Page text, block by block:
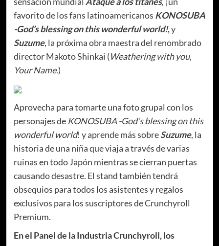
favorito de los fans latinoamericanos KONOSUBA
-God’s blessing on this wonderful world!,y
Suzume, la próxima obra maestra del renombrado
director Makoto Shinkai (Weathering with you,
Your Name.)
Aprovecha para tomarte una foto grupal con los
personajes de KONOSUBA -God’s blessing on this
wonderful world! y aprende más sobreSuzume, la
historia de una niña que viaja a través de varias
ruinas en todo Japón mientras se cierran puertas
causando desastre. El stand también tendrá
obsequios para todos los asistentes y regalos
exclusivos para los suscriptores de Crunchyroll
Premium.
En el Panel de la Industria Crunchyroll, los